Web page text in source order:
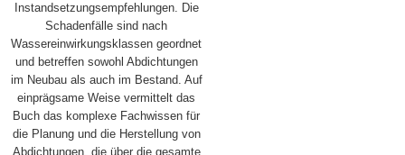
Instandsetzungsempfehlungen. Die
Schadenfälle sind nach
Wassereinwirkungsklassen geordnet
und betreffen sowohl Abdichtungen
im Neubau als auch im Bestand. Auf
einprägsame Weise vermittelt das
Buch das komplexe Fachwissen für
die Planung und die Herstellung von
Abdichtungen, die über die gesamte